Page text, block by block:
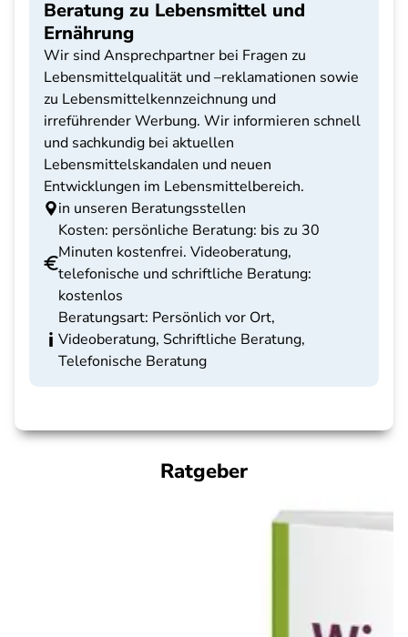
Beratung zu Lebensmittel und
Ernährung
Wir sind Ansprechpartner bei Fragen zu
Lebensmittelqualität und –reklamationen sowie
zu Lebensmittelkennzeichnung und
irreführender Werbung. Wir informieren schnell
und sachkundig bei aktuellen
Lebensmittelskandalen und neuen
Entwicklungen im Lebensmittelbereich.
in unseren Beratungsstellen
Kosten: persönliche Beratung: bis zu 30
Minuten kostenfrei. Videoberatung,
telefonische und schriftliche Beratung:
kostenlos
Beratungsart: Persönlich vor Ort,
Videoberatung, Schriftliche Beratung,
Telefonische Beratung
Ratgeber